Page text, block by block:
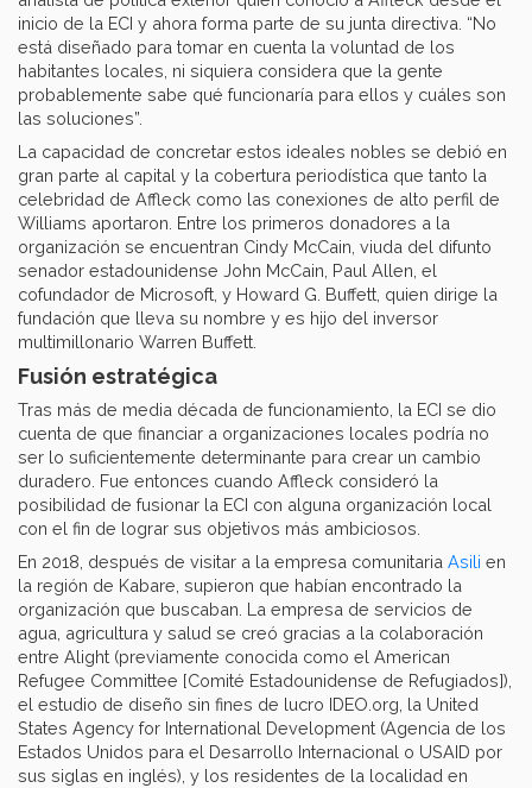
inicio de la ECI y ahora forma parte de su junta directiva. “No
está diseñado para tomar en cuenta la voluntad de los
habitantes locales, ni siquiera considera que la gente
probablemente sabe qué funcionaría para ellos y cuáles son
las soluciones”.
La capacidad de concretar estos ideales nobles se debió en
gran parte al capital y la cobertura periodística que tanto la
celebridad de Affleck como las conexiones de alto perfil de
Williams aportaron. Entre los primeros donadores a la
organización se encuentran Cindy McCain, viuda del difunto
senador estadounidense John McCain, Paul Allen, el
cofundador de Microsoft, y Howard G. Buffett, quien dirige la
fundación que lleva su nombre y es hijo del inversor
multimillonario Warren Buffett.
Fusión estratégica
Tras más de media década de funcionamiento, la ECI se dio
cuenta de que financiar a organizaciones locales podría no
ser lo suficientemente determinante para crear un cambio
duradero. Fue entonces cuando Affleck consideró la
posibilidad de fusionar la ECI con alguna organización local
con el fin de lograr sus objetivos más ambiciosos.
En 2018, después de visitar a la empresa comunitaria Asili en
la región de Kabare, supieron que habían encontrado la
organización que buscaban. La empresa de servicios de
agua, agricultura y salud se creó gracias a la colaboración
entre Alight (previamente conocida como el American
Refugee Committee [Comité Estadounidense de Refugiados]),
el estudio de diseño sin fines de lucro IDEO.org, la United
States Agency for International Development (Agencia de los
Estados Unidos para el Desarrollo Internacional o USAID por
sus siglas en inglés), y los residentes de la localidad en